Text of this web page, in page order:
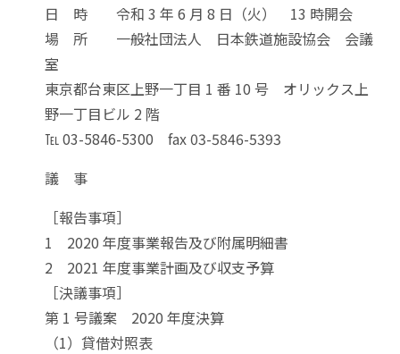
日 時 令和 3 年 6 月 8 日（火） 13 時開会
場 所 一般社団法人 日本鉄道施設協会 会議
室
東京都台東区上野一丁目 1 番 10 号 オリックス上
野一丁目ビル 2 階
℡ 03-5846-5300 fax 03-5846-5393
議 事
［報告事項］
1 2020 年度事業報告及び附属明細書
2 2021 年度事業計画及び収支予算
［決議事項］
第 1 号議案 2020 年度決算
（1）貸借対照表